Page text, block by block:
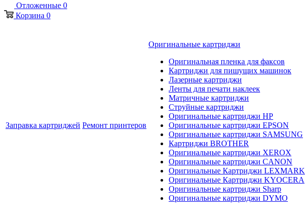
Отложенные 0
Корзина 0
Заправка картриджей Ремонт принтеров
Оригинальные картриджи
Оригинальная пленка для факсов
Картриджи для пишущих машинок
Лазерные картриджи
Ленты для печати наклеек
Матричные картриджи
Струйные картриджи
Оригинальные картриджи HP
Оригинальные картриджи EPSON
Оригинальные картриджи SAMSUNG
Картриджи BROTHER
Оригинальные картриджи XEROX
Оригинальные картриджи CANON
Оригинальные Картриджи LEXMARK
Оригинальные Картриджи KYOCERA
Оригинальные картриджи Sharp
Оригинальные картриджи DYMO